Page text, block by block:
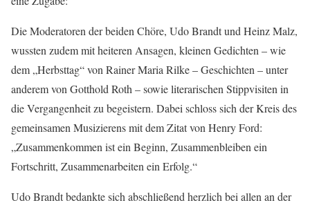
Die Moderatoren der beiden Chöre, Udo Brandt und Heinz Malz,
wussten zudem mit heiteren Ansagen, kleinen Gedichten – wie
dem „Herbsttag“ von Rainer Maria Rilke – Geschichten – unter
anderem von Gotthold Roth – sowie literarischen Stippvisiten in
die Vergangenheit zu begeistern. Dabei schloss sich der Kreis des
gemeinsamen Musizierens mit dem Zitat von Henry Ford:
„Zusammenkommen ist ein Beginn, Zusammenbleiben ein
Fortschritt, Zusammenarbeiten ein Erfolg.“
Udo Brandt bedankte sich abschließend herzlich bei allen an der